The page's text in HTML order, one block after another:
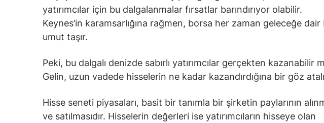
yatırımcılar için bu dalgalanmalar fırsatlar barındırıyor olabilir.
Keynes’in karamsarlığına rağmen, borsa her zaman geleceğe dair
umut taşır.
Peki, bu dalgalı denizde sabırlı yatırımcılar gerçekten kazanabilir
Gelin, uzun vadede hisselerin ne kadar kazandırdığına bir göz
Hisse seneti piyasaları, basit bir tanımla bir şirketin paylarının
ve satılmasıdır. Hisselerin değerleri ise yatırımcıların hisseye olan